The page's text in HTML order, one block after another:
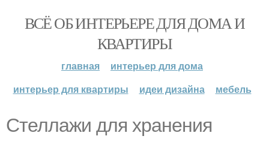
ВСЁ ОБ ИНТЕРЬЕРЕ ДЛЯ ДОМА И
КВАРТИРЫ
главная
интерьер для дома
интерьер для квартиры
идеи дизайна мебель
Стеллажи для хранения